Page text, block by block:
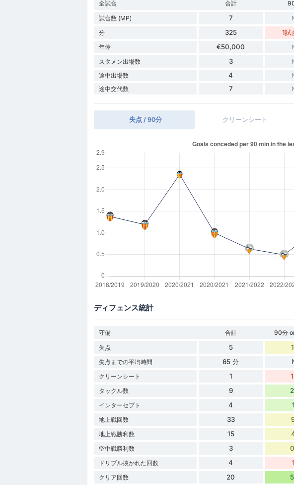
全試合 合計
試合数 (MP)
7
分 325 1試
年俸 €50,000
スタメン出場数 3
途中出場数 4
途中交代数 7
失点 / 90分 クリーンシート
ディフェンス統計
守備 合計 90分
失点
5
失点までの平均時間 65 分
クリーンシート 1
タックル数 9
インターセプト 4
地上戦回数 33
地上戦勝利数 15
空中戦勝利数 3
ドリブル抜かれた回数 4
クリア回数 20